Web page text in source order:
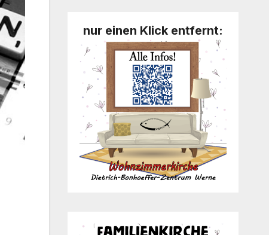
nur einen Klick entfernt: